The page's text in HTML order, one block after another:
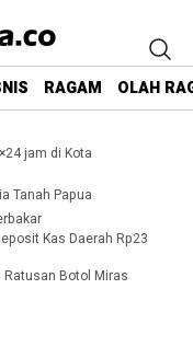
RAGAM OLAH
jam di Kota
Tanah Papua
Kas Daerah Rp23
Botol Miras